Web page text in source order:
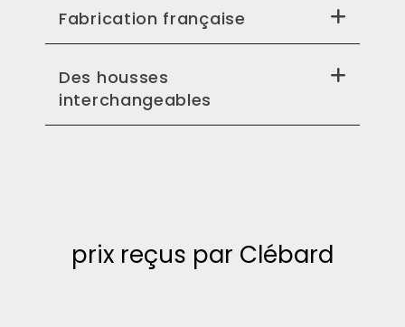
Fabrication française
Des housses
interchangeables
prix reçus par Clébard